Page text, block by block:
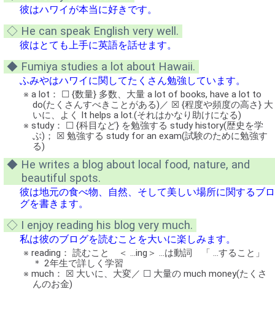
彼はハワイが本当に好きです。
◇ He can speak English very well.
彼はとても上手に英語を話せます。
◆ Fumiya studies a lot about Hawaii.
ふみやはハワイに関してたくさん勉強しています。
※ a lot： ☐ {数量} 多数、大量 a lot of books, have a lot to
do(たくさんすべきことがある)／ ☒ {程度や頻度の高さ} 大
いに、よく It helps a lot.(それはかなり助けになる)
※ study： ☐ {科目など} を勉強する study history(歴史を学
ぶ)； ☒ 勉強する study for an exam(試験のために勉強す
る)
◆ He writes a blog about local food, nature, and
beautiful spots.
彼は地元の食べ物、自然、そして美しい場所に関するブロ
グを書きます。
◇ I enjoy reading his blog very much.
私は彼のブログを読むことを大いに楽しみます。
※ reading： 読むこと ＜ …ing＞ …は動詞 「 …すること」
＊ 2年生で詳しく学習
※ much： ☒ 大いに、大変／ ☐ 大量の much money(たくさ
んのお金)